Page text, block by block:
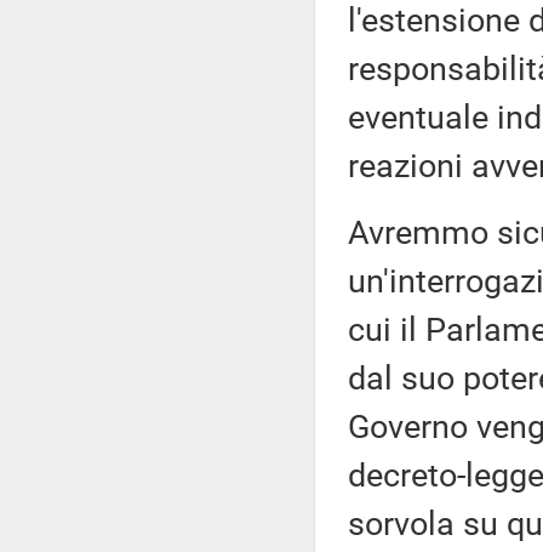
l'estensione
eventuale
reazioni
Avremmo
cui il
dal suo
Governo
decreto-
sorvola su